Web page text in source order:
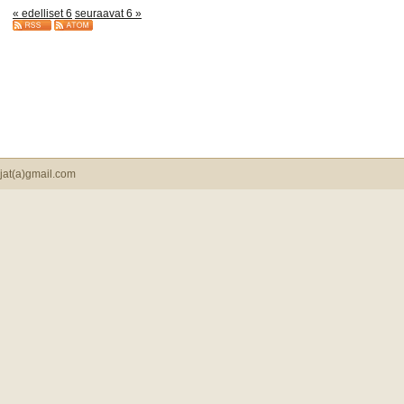
« edelliset 6 seuraavat 6 »